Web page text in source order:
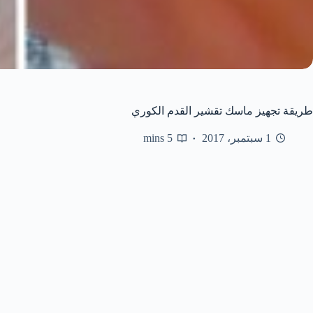
طريقة تجهيز ماسك تقشير القدم الكوري
1 سبتمبر، 2017 5 mins